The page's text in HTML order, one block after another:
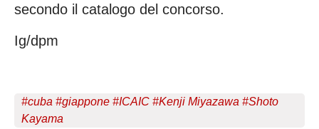
secondo il catalogo del concorso.
Ig/dpm
#cuba #giappone #ICAIC #Kenji Miyazawa #Shoto
Kayama